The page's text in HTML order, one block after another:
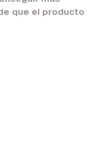
que el producto